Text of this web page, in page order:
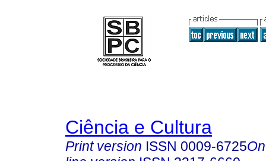
Ciência e Cultura
Print version ISSN 0009-6725